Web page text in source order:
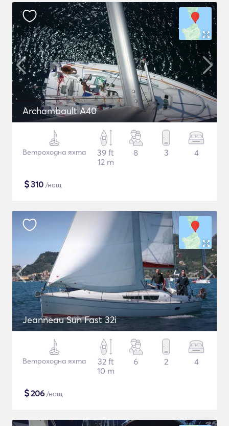
Archambault A40
Ветроходна яхта
39 ft
12 m
8 3 4
$310 /нощ
Jeanneau Sun Fast 32i
Ветроходна яхта
32 ft
10 m
6 2 4
$206 /нощ